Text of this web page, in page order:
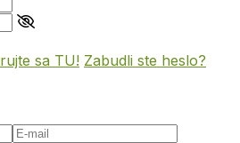
sa TU! Zabudli ste heslo?